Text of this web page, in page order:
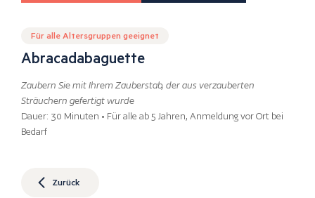
Für alle Altersgruppen geeignet
Abracadabaguette
Zaubern Sie mit Ihrem Zauberstab, der aus verzauberten
Sträuchern gefertigt wurde
Dauer: 30 Minuten • Für alle ab 5 Jahren, Anmeldung vor Ort bei
Bedarf
Zurück